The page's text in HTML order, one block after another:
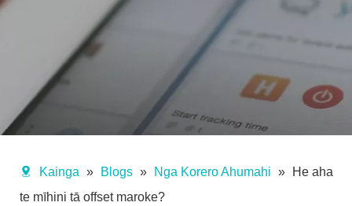
Kainga » Blogs » Nga Korero Ahumahi »
He aha
te mīhini tā offset maroke?